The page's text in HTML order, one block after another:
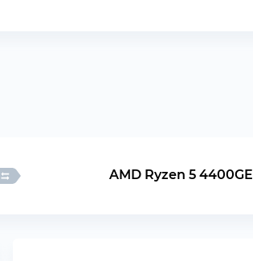
AMD Ryzen 5 4400GE